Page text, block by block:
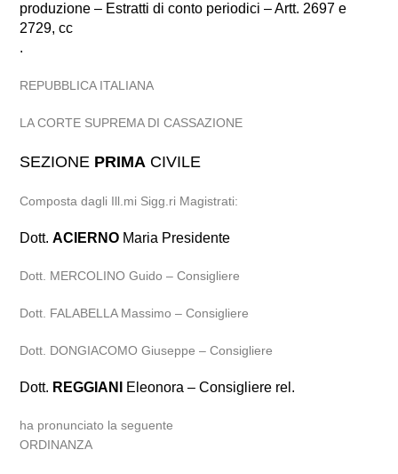
produzione – Estratti di conto periodici – Artt. 2697 e
2729, cc
.
REPUBBLICA ITALIANA
LA CORTE SUPREMA DI CASSAZIONE
SEZIONE PRIMA CIVILE
Composta dagli Ill.mi Sigg.ri Magistrati:
Dott.ACIERNO Maria Presidente
Dott. MERCOLINO Guido – Consigliere
Dott. FALABELLA Massimo – Consigliere
Dott. DONGIACOMO Giuseppe – Consigliere
Dott. REGGIANI Eleonora – Consigliere rel.
ha pronunciato la seguente
ORDINANZA